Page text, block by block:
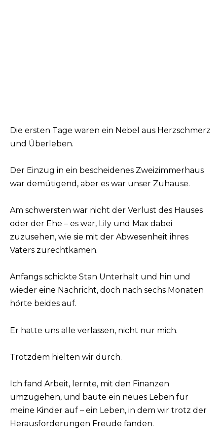
Die ersten Tage waren ein Nebel aus Herzschmerz
und Überleben.
Der Einzug in ein bescheidenes Zweizimmerhaus
war demütigend, aber es war unser Zuhause.
Am schwersten war nicht der Verlust des Hauses
oder der Ehe – es war, Lily und Max dabei
zuzusehen, wie sie mit der Abwesenheit ihres
Vaters zurechtkamen.
Anfangs schickte Stan Unterhalt und hin und
wieder eine Nachricht, doch nach sechs Monaten
hörte beides auf.
Er hatte uns alle verlassen, nicht nur mich.
Trotzdem hielten wir durch.
Ich fand Arbeit, lernte, mit den Finanzen
umzugehen, und baute ein neues Leben für
meine Kinder auf – ein Leben, in dem wir trotz der
Herausforderungen Freude fanden.